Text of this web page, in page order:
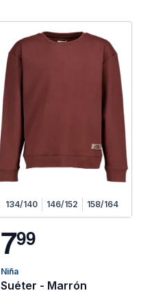
134/140 146/152 158/164
799
Niña
Suéter - Marrón